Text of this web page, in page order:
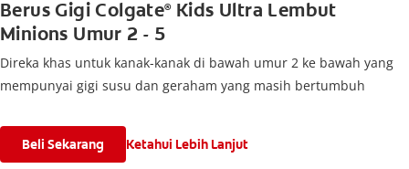
Berus Gigi Colgate®Kids Ultra Lembut
Minions Umur 2 - 5
Direka khas untuk kanak-kanak di bawah umur 2 ke bawah yang
mempunyai gigi susu dan geraham yang masih bertumbuh
Beli Sekarang Ketahui Lebih Lanjut